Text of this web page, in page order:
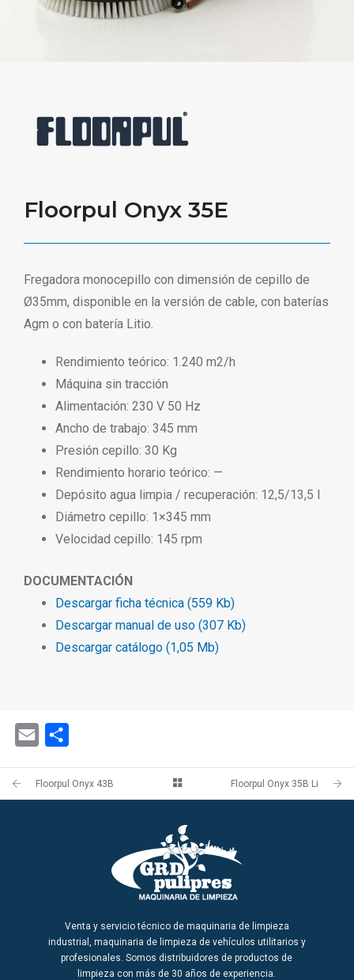
Floorpul Onyx 35E
Fregadora monocepillo con dimensión de cepillo de
Ø35mm, disponible en la versión de cable, con baterías
Agm o con batería Litio.
Rendimiento teórico: 1.240 m2/h
Máquina sin tracción
Alimentación: 230 V 50 Hz
Ancho de trabajo: 345 mm
Presión cepillo: 30 Kg
Rendimiento horario teórico: —
Depósito agua limpia / recuperación: 12,5/13,5 l
Diámetro cepillo: 1×345 mm
Velocidad cepillo: 145 rpm
DOCUMENTACIÓN
Descargar ficha técnica (559 Kb)
Descargar manual de uso (307 Kb)
Descargar catálogo (1,05 Mb)
Email
Floorpul Onyx 43B Floorpul Onyx 35B Li
Venta y servicio técnico de maquinaria de limpieza
industrial, maquinaria de limpieza de vehículos utilitarios y
profesionales. Somos distribuidores de productos de
limpieza con más de 30 años de experiencia.